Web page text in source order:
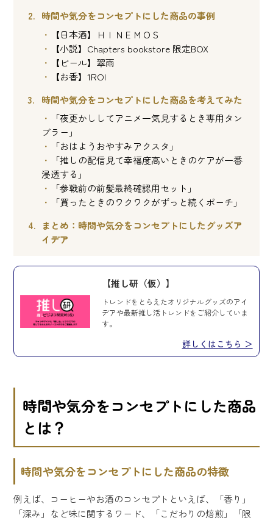
時間や気分をコンセプトにした商品の事例
【日本酒】ＨＩＮＥＭＯＳ
【小説】Chapters bookstore 限定BOX
【ビール】翠雨
【お香】1ROI
時間や気分をコンセプトにした商品を考えてみた
「夜更かししてアニメ一気見するとき専用タン
ブラー」
「おはようおやすみアクスタ」
「推しの配信見て幸福度高いときのケアが一番
浸透する」
「参戦前の前髪最終確認用セット」
「買ったときのワクワクがずっと続くポーチ」
まとめ：時間や気分をコンセプトにしたグッズア
イデア
【推し研（仮）】
トレンドをとらえたオリジナルグッズのアイ
デアや最新推し活トレンドをご紹介していま
す。
詳しくはこちら ＞
時間や気分をコンセプトにした商品
とは？
時間や気分をコンセプトにした商品の特徴
例えば、コーヒーやお酒のコンセプトといえば、「香り」
「深み」など味に関するワード、「こだわりの焙煎」「限